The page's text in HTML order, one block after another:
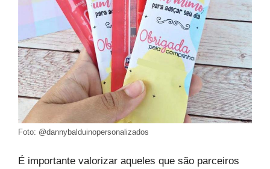
Foto: @dannybalduinopersonalizados
É importante valorizar aqueles que são parceiros